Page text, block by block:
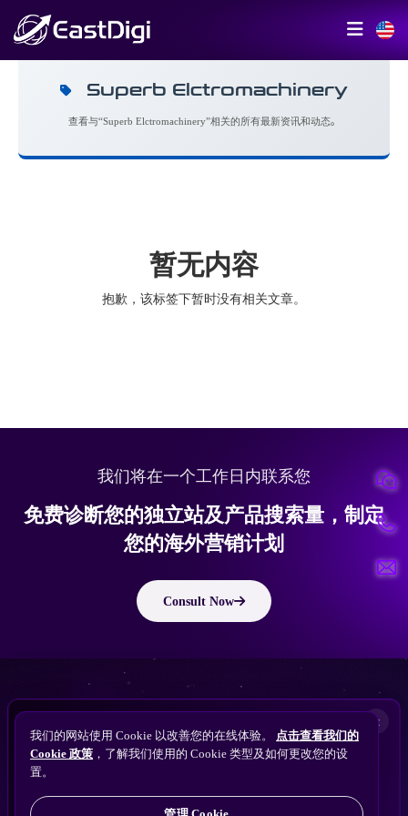
Superb Elctromachinery
查看与“Superb Elctromachinery”相关的所有最新资讯和动态。
暂无内容
抱歉，该标签下暂时没有相关文章。
我们将在一个工作日内联系您
免费诊断您的独立站及产品搜索量，制定
您的海外营销计划
Consult Now
版权所有 © 2010 ~ 2026 隽永东方/EastDigi--专注企业海外业务增长
备案号：苏ICP备14005285号-11
我们的网站使用 Cookie 以改善您的在线体验。 点击查看我们的
Cookie 政策 ，了解我们使用的 Cookie 类型及如何更改您的设
置。
×
Perplexity
Gemini
ChatGPT
搜索找到您的独立站？
免费获取隽永东方 SEO / AEO / GEO 独立站可见